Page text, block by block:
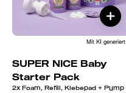
Mit KI generiert
SUPER NICE Baby
Starter Pack
2x Foam, Refill, Klebepad + Pump